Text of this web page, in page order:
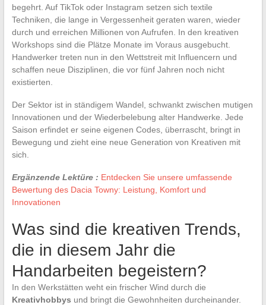
begehrt. Auf TikTok oder Instagram setzen sich textile
Techniken, die lange in Vergessenheit geraten waren, wieder
durch und erreichen Millionen von Aufrufen. In den kreativen
Workshops sind die Plätze Monate im Voraus ausgebucht.
Handwerker treten nun in den Wettstreit mit Influencern und
schaffen neue Disziplinen, die vor fünf Jahren noch nicht
existierten.
Der Sektor ist in ständigem Wandel, schwankt zwischen mutigen
Innovationen und der Wiederbelebung alter Handwerke. Jede
Saison erfindet er seine eigenen Codes, überrascht, bringt in
Bewegung und zieht eine neue Generation von Kreativen mit
sich.
Ergänzende Lektüre : Entdecken Sie unsere umfassende
Bewertung des Dacia Towny: Leistung, Komfort und
Innovationen
Was sind die kreativen Trends,
die in diesem Jahr die
Handarbeiten begeistern?
In den Werkstätten weht ein frischer Wind durch die
Kreativhobbys und bringt die Gewohnheiten durcheinander.